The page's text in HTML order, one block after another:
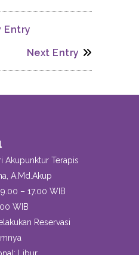
Entry
Next Entry
Akupunktur Terapis
A.Md.Akup
– 17.00 WIB
WIB
Reservasi